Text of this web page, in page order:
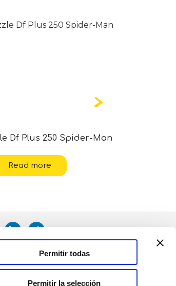
Permitir todas
Permitir la selección
Df Plus 250 Spider-Man
Read more